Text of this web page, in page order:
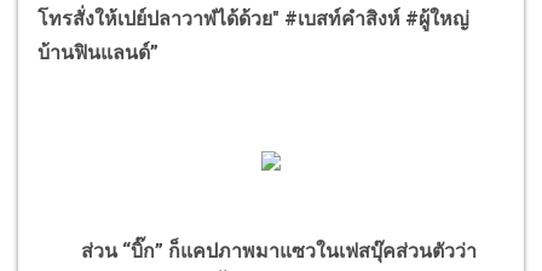
โทรสั่งให้เปย์ปลาวาฬได้ด้วย" #เบสท์คำสิงห์ #ผู้ใหญ่
บ้านฟินแลนด์”
ส่วน “บิ๊ก” ก็แคปภาพมาแซวในเฟสบุ๊คส่วนตัวว่า